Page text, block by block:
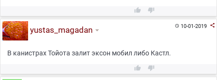
 
10-01-2019 
yustas_magadan
В канистрах Тойота залит эксон мобил либо Кастл.
 